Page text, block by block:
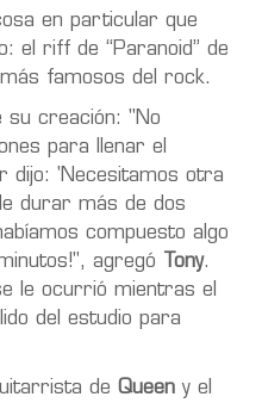
en particular que
el riff de “Paranoid” de
famosos del rock.
su creación: "No
para llenar el
dijo: 'Necesitamos otra
durar más de dos
compuesto algo
agregó
Tony.
le ocurrió mientras el
del estudio para
de Queen y el